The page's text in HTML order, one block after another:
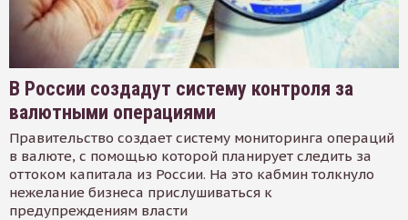
В России создадут систему контроля за
валютными операциями
Правительство создает систему мониторинга операций
в валюте, с помощью которой планирует следить за
оттоком капитала из России. На это кабмин толкнуло
нежелание бизнеса прислушиваться к
предупреждениям власти